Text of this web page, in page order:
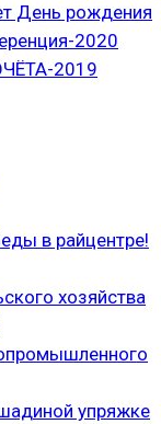
День рождения
2020
2019
в райцентре!
хозяйства
упряжке